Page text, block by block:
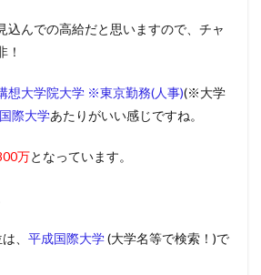
込んでの高給だと思いますので、チャ
！
想大学院大学 ※東京勤務(人事)(※大学
際大学あたりがいい感じですね。
万となっています。
、 平成国際大学(大学名等で検索！)で